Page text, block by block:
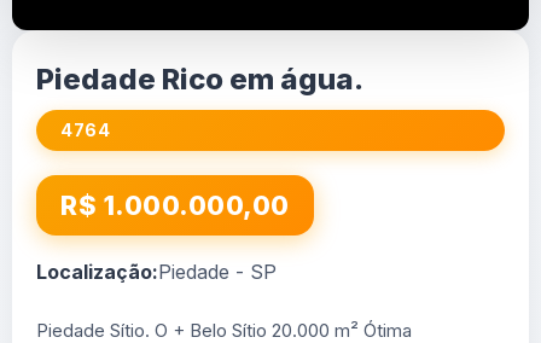
Piedade Rico em água.
4764
R$ 1.000.000,00
Localização:Piedade - SP
Piedade Sítio. O + Belo Sítio 20.000 m² Ótima